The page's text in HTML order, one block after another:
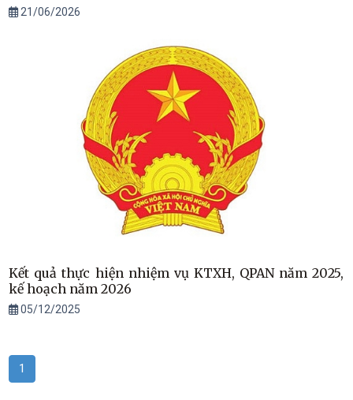
21/06/2026
Kết quả thực hiện nhiệm vụ KTXH, QPAN năm 2025,
kế hoạch năm 2026
05/12/2025
1